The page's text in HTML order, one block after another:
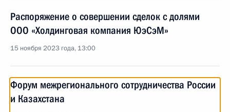
Распоряжение о совершении сделок с долями
ООО «Холдинговая компания ЮэСэМ»
15 ноября 2023 года, 13:00
Форум межрегионального сотрудничества России
и Казахстана